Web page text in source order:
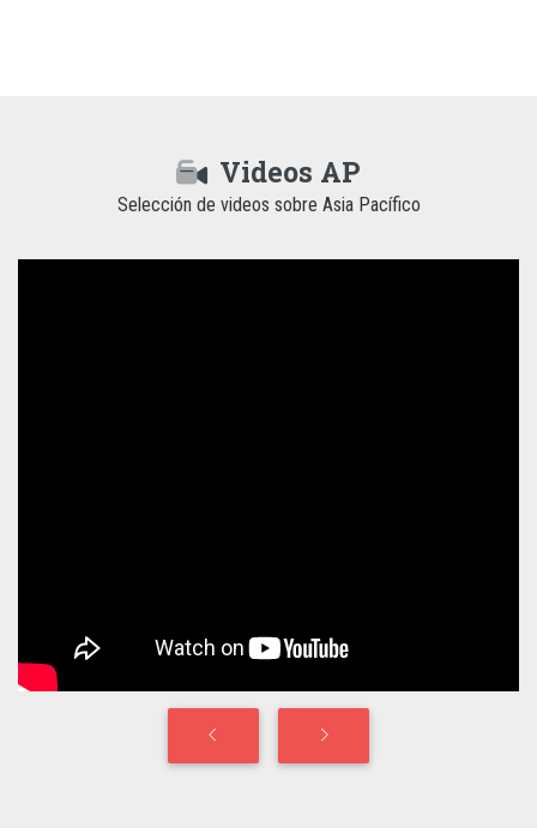
Videos AP
Selección de videos sobre Asia Pacífico